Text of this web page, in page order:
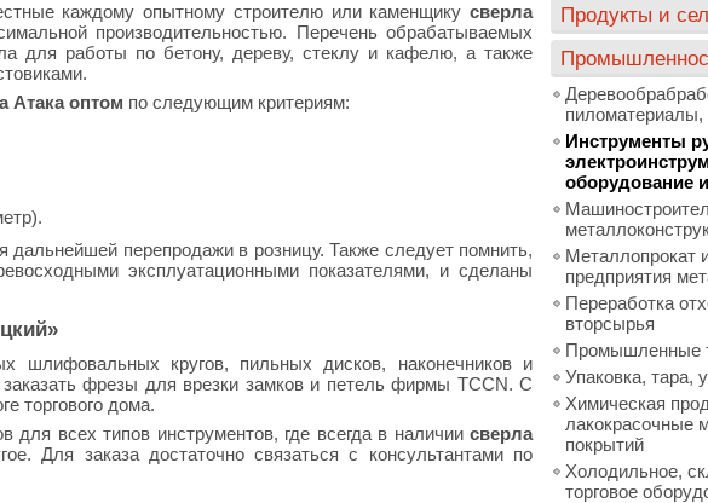
каждому опытному строителю или каменщику сверла
производительностью. Перечень обрабатываемых
для работы по бетону, дереву, стеклу и кафелю, а также
Атака оптом по следующим критериям:
дальнейшей перепродажи в розницу. Также следует помнить,
эксплуатационными показателями, и сделаны
шлифовальных кругов, пильных дисков, наконечников и
фрезы для врезки замков и петель фирмы TCCN. С
торгового дома.
всех типов инструментов, где всегда в наличии сверла
Для заказа достаточно связаться с консультантами по
Продукты и
пиломатериалы,
Инструменты
оборудование
Металлопрокат
предприятия
Переработка
вторсырья
Промышленные
Упаковка, тара,
Химическая
лакокрасочные
покрытий
Холодильное,
торговое